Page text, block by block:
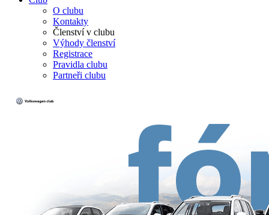
O clubu
Kontakty
Členství v clubu
Výhody členství
Registrace
Pravidla clubu
Partneři clubu